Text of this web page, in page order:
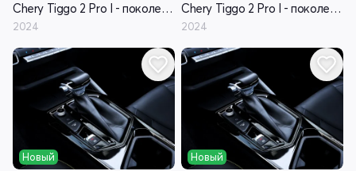
Chery Tiggo 2 Pro I - поколение
2024
Chery Tiggo 2 Pro I - поколение
2024
Новый Новый